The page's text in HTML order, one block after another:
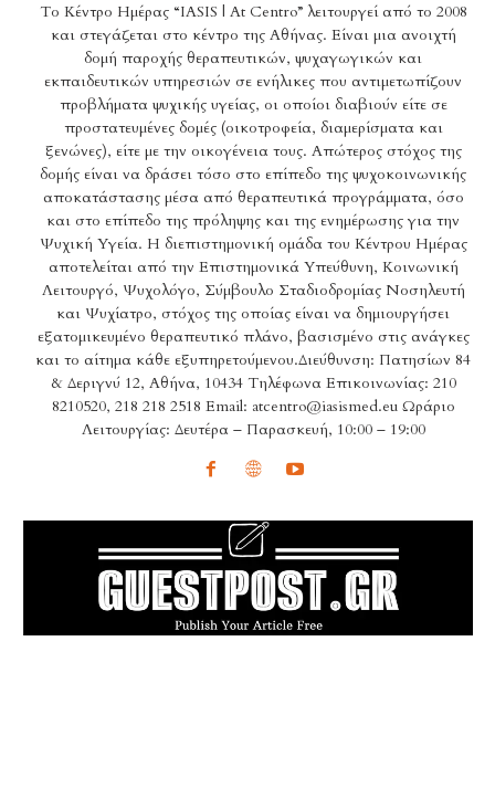
Το Κέντρο Ημέρας “IASIS | At Centro” λειτουργεί από το 2008
και στεγάζεται στο κέντρο της Αθήνας. Είναι μια ανοιχτή
δομή παροχής θεραπευτικών, ψυχαγωγικών και
εκπαιδευτικών υπηρεσιών σε ενήλικες που αντιμετωπίζουν
προβλήματα ψυχικής υγείας, οι οποίοι διαβιούν είτε σε
προστατευμένες δομές (οικοτροφεία, διαμερίσματα και
ξενώνες), είτε με την οικογένεια τους. Απώτερος στόχος της
δομής είναι να δράσει τόσο στο επίπεδο της ψυχοκοινωνικής
αποκατάστασης μέσα από θεραπευτικά προγράμματα, όσο
και στο επίπεδο της πρόληψης και της ενημέρωσης για την
Ψυχική Υγεία. Η διεπιστημονική ομάδα του Κέντρου Ημέρας
αποτελείται από την Επιστημονικά Υπεύθυνη, Κοινωνική
Λειτουργό, Ψυχολόγο, Σύμβουλο Σταδιοδρομίας Νοσηλευτή
και Ψυχίατρο, στόχος της οποίας είναι να δημιουργήσει
εξατομικευμένο θεραπευτικό πλάνο, βασισμένο στις ανάγκες
και το αίτημα κάθε εξυπηρετούμενου.Διεύθυνση: Πατησίων 84
& Δεριγνύ 12, Αθήνα, 10434 Τηλέφωνα Επικοινωνίας: 210
8210520, 218 218 2518 Email: atcentro@iasismed.eu Ωράριο
Λειτουργίας: Δευτέρα – Παρασκευή, 10:00 – 19:00